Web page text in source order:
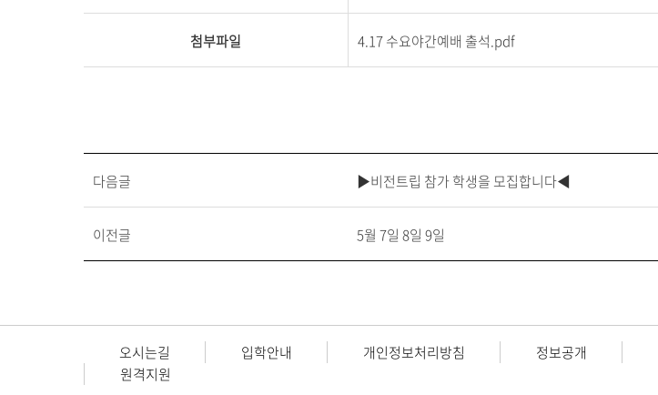
첨부파일 4.17 수요야간예배 출석.pdf
다음글 ▶비전트립 참가 학생을 모집합니다◀
이전글 5월 7일 8일 9일
오시는길 입학안내 개인정보처리방침 정보공개
원격지원